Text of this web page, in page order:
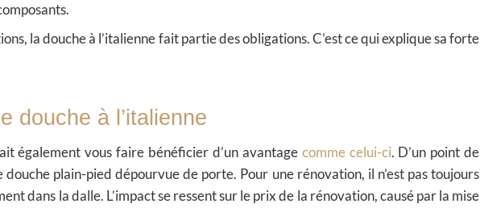
la douche à l’italienne fait partie des obligations. C’est ce qui explique sa forte
douche à l’italienne
également vous faire bénéficier d’un avantage comme celui-ci. D’un point de
douche plain-pied dépourvue de porte. Pour une rénovation, il n’est pas toujours
dans la dalle. L’impact se ressent sur le prix de la rénovation, causé par la mise